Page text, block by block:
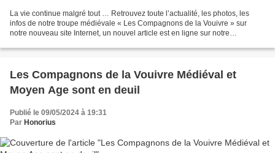
La vie continue malgré tout … Retrouvez toute l’actualité, les photos, les
infos de notre troupe médiévale « Les Compagnons de la Vouivre » sur
notre nouveau site Internet, un nouvel article est en ligne sur notre
Les Compagnons de la Vouivre Médiéval et
Moyen Age sont en deuil
Publié le 09/05/2024 à 19:31
Par Honorius